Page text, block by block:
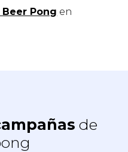
Pong en
de